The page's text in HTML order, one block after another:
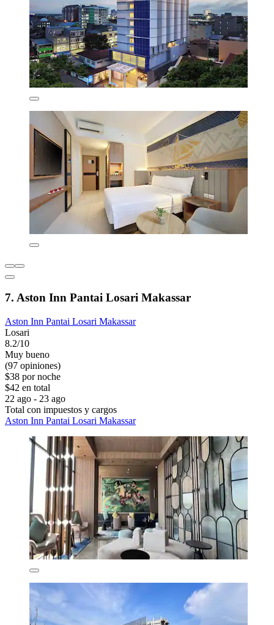
7. Aston Inn Pantai Losari Makassar
Aston Inn Pantai Losari Makassar
Losari
8.2/10
Muy bueno
(97 opiniones)
$38 por noche
$42 en total
22 ago - 23 ago
Total con impuestos y cargos
Aston Inn Pantai Losari Makassar